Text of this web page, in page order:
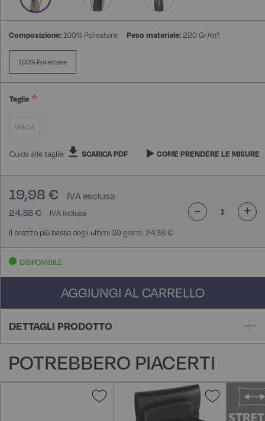
Composizione:100% Poliestere Peso materiale:220 Gr/m²
100% Poliestere
Taglia
UNICA
Guida alle taglie: SCARICA PDF COME PRENDERE LE MISURE
24,38 €
19,98 €
Il prezzo più basso degli ultimi 30 giorni: 24,38 €
- +
DISPONIBILE
AGGIUNGI AL CARRELLO
DETTAGLI PRODOTTO
POTREBBERO PIACERTI
Aggiungi
Aggiungi
alla